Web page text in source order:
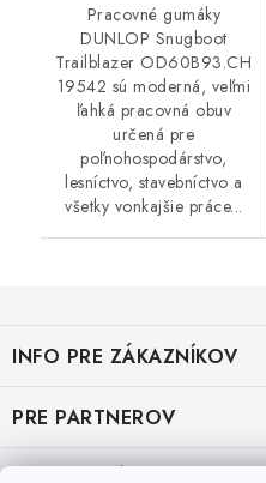
Pracovné gumáky
DUNLOP Snugboot
Trailblazer OD60B93.CH
19542 sú moderná, veľmi
ľahká pracovná obuv
určená pre
poľnohospodárstvo,
lesníctvo, stavebníctvo a
všetky vonkajšie práce...
p
ä
i
INFO PRE ZÁKAZNÍKOV
OBCHODNÉ PODMIENKY
PRE PARTNEROV
KATALÓG OBUVI A OPP ČERVA